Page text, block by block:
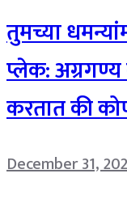
तुमच्या
प्लेक: अग्रगण्य
करतात की
December 31,